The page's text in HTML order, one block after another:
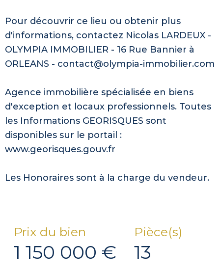
Pour découvrir ce lieu ou obtenir plus
d'informations, contactez Nicolas LARDEUX -
OLYMPIA IMMOBILIER - 16 Rue Bannier à
ORLEANS - contact@olympia-immobilier.com
Agence immobilière spécialisée en biens
d'exception et locaux professionnels. Toutes
les Informations GEORISQUES sont
disponibles sur le portail :
www.georisques.gouv.fr
Les Honoraires sont à la charge du vendeur.
Prix du bien
1 150 000 €
Pièce(s)
13